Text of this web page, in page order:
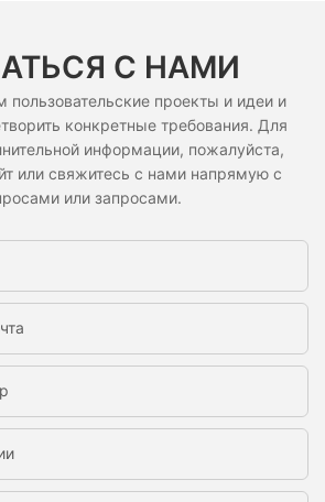
С НАМИ
пользовательские проекты и идеи и
конкретные требования. Для
информации, пожалуйста,
или свяжитесь с нами напрямую с
или запросами.